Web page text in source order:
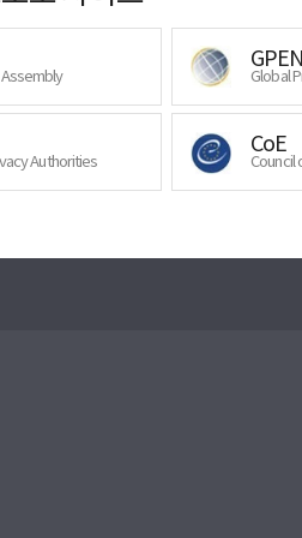
GPEN
Global
Authorities
CoE
Council